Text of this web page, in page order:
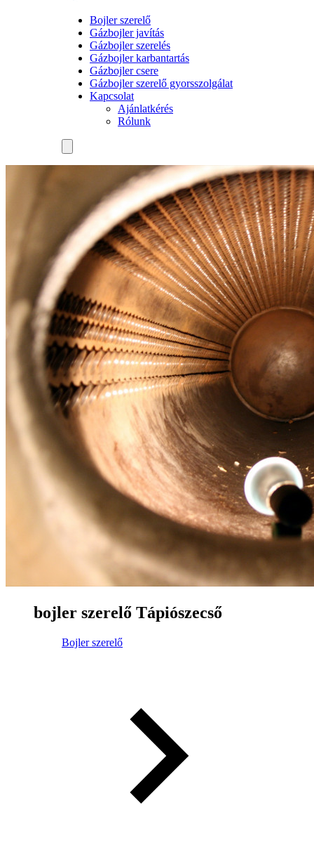
Bojler szerelő
Gázbojler javítás
Gázbojler szerelés
Gázbojler karbantartás
Gázbojler csere
Gázbojler szerelő gyorsszolgálat
Kapcsolat
Ajánlatkérés
Rólunk
bojler szerelő Tápiószecső
Bojler szerelő